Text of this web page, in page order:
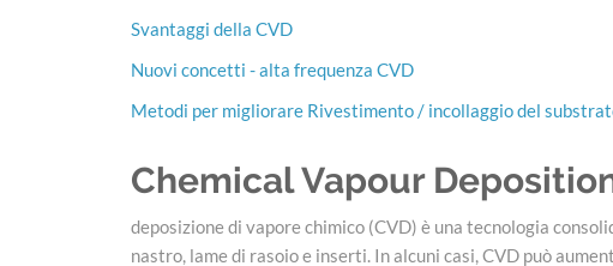
Svantaggi della CVD
Nuovi concetti - alta frequenza CVD
Metodi per migliorare Rivestimento / incollaggio del
Chemical Vapour
deposizione di vapore chimico (CVD) è una tecnologia
nastro, lame di rasoio e inserti. In alcuni casi, CVD può